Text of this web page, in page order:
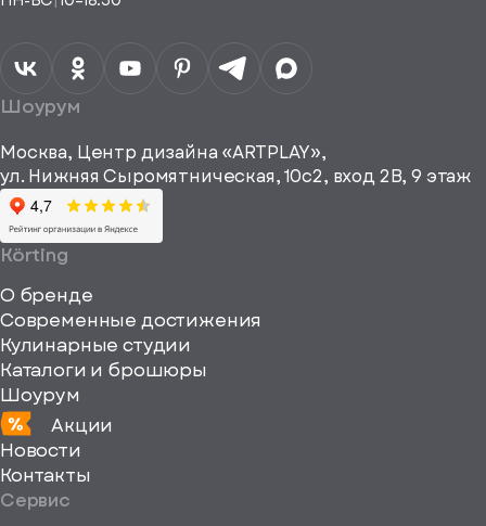
данных
Я согласен
рекламные и
информационные
материалы
Телефон*
viewBox="0
0
Шоурум
Москва, Центр дизайна «ARTPLAY»,
ул. Нижняя Сыромятническая, 10с2, вход 2B, 9 этаж
Körting
О бренде
Современные достижения
Кулинарные студии
Каталоги и брошюры
Шоурум
Акции
Новости
Контакты
Сервис